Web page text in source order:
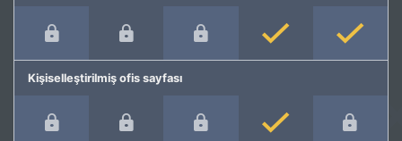
Kişiselleştirilmiş ofis sayfası